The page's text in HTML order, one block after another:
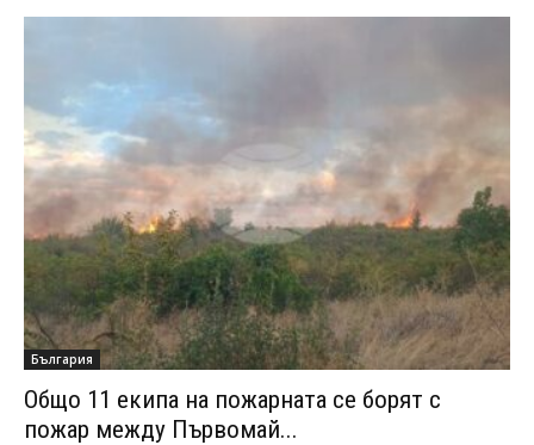
България
Общо 11 екипа на пожарната се борят с
пожар между Първомай...